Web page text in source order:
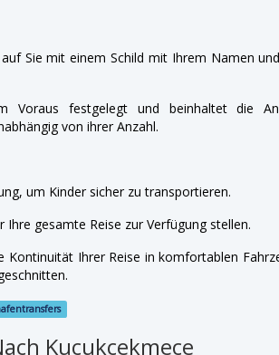
Sie mit einem Schild mit Ihrem Namen
Voraus festgelegt und beinhaltet die
von ihrer Anzahl.
um Kinder sicher zu transportieren.
gesamte Reise zur Verfügung stellen.
Kontinuität Ihrer Reise in komfortablen
Kucukcekmece